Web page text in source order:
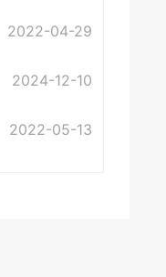
2022-04-29
2024-12-10
2022-05-13